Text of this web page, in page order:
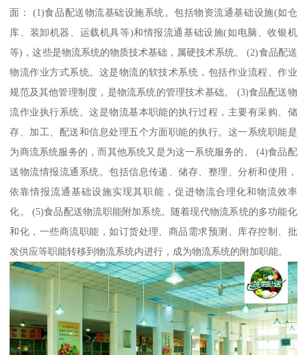
面： (1)食品配送物流基础设施系统。包括物资流通基础设施(如仓
库、装卸机器、运载机具等)和情报流通基础设施(如电脑、收银机
等)，这些是物流系统的物质技术基础，属硬技术系统。 (2)食品配送
物流作业方式系统。这是物流的软技术系统，包括作业流程、作业
规范及其他管理制度，是物流系统的管理技术基础。 (3)食品配送物
流作业执行系统。这是物流基本职能的执行过程，主要有采购、储
存、加工、配送和信息处理五个方面职能的执行。这一系统职能是
为商流系统服务的，而其他系统又是为这一系统服务的。 (4)食品配
送物流情报流通系统。包括信息传递、储存、整理、分析和使用，
依靠情报流通基础设施实现其职能，促进物流合理化和物流效率
化。 (5)食品配送物流职能附加系统。随着现代物流系统的多功能化
和化，一些商流职能，如订货处理、商品需求预测、库存控制、批
发供应等职能转移到物流系统内进行，成为物流系统的附加职能。